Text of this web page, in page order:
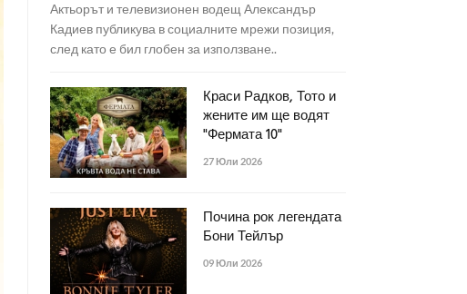
Актьорът и телевизионен водещ Александър
Кадиев публикува в социалните мрежи позиция,
след като е бил глобен за използване..
Краси Радков, Тото и
жените им ще водят
"Фермата 10"
27 Юли 2026
Почина рок легендата
Бони Тейлър
09 Юли 2026